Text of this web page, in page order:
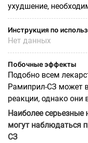
ухудшение,
Инструкция по
Нет данных
Побочные эффекты
Подобно всем
Рамиприл-СЗ может
реакции, однако они
Наиболее серьезные
могут наблюдаться
СЗ